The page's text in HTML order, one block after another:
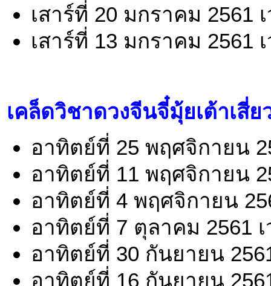
เสาร์ที่ 20 มกราคม 2561
เสาร์ที่ 13 มกราคม 2561
เคล็ดวิชาดวงจีนจี๋มุ้ยเต้าเสี่ย
อาทิตย์ที่ 25 พฤศจิกายน
อาทิตย์ที่ 11 พฤศจิกายน
อาทิตย์ที่ 4 พฤศจิกายน
อาทิตย์ที่ 7 ตุลาคม 2561
อาทิตย์ที่ 30 กันยายน
อาทิตย์ที่ 16 กันยายน